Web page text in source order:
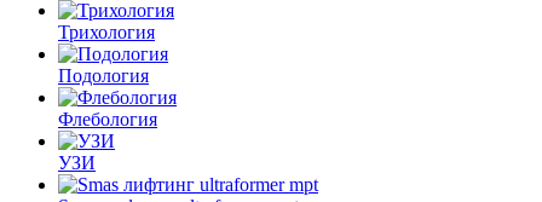
Трихология
Подология
Флебология
УЗИ